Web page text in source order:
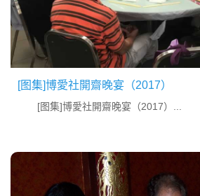
[图集]博愛社開齋晚宴（2017）
[图集]博愛社開齋晚宴（2017）...